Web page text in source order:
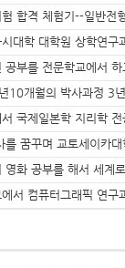
합격 체험기--일반전
대학 대학원 상학연구
공부를 전문학교에서
10개월의 박사과정 3
서 국제일본학 지리학
를 꿈꾸며 교토세이카
영화 공부를 해서 세계
서 컴퓨터그래픽 연구